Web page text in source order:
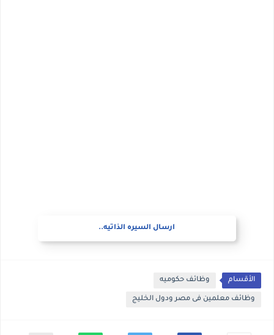
ارسال السيره الذاتيه..
الأقسام وظائف حكوميه
وظائف معلمين فى مصر ودول الخليج